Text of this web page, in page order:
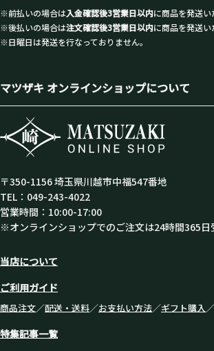
※前払いの場合は入金確認後3営業日以内に商品を発送い
※後払いの場合は注文確認後3営業日以内に商品を発送い
※日曜日は発送を行なっておりません。
マツザキ オンラインショップについて
〒350-1156 埼玉県川越市中福547番地
TEL：049-243-4022
営業時間：10:00-17:00
※オンラインショップでのご注文は24時間365日
当店について
ご利用ガイド
商品注文／配送・送料／お支払い方法／ギフト購入／
特集記事一覧